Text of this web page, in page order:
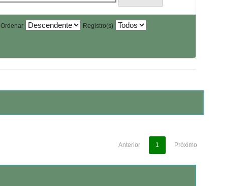
Ordenar Registro(s)
Anterior 1 Próximo